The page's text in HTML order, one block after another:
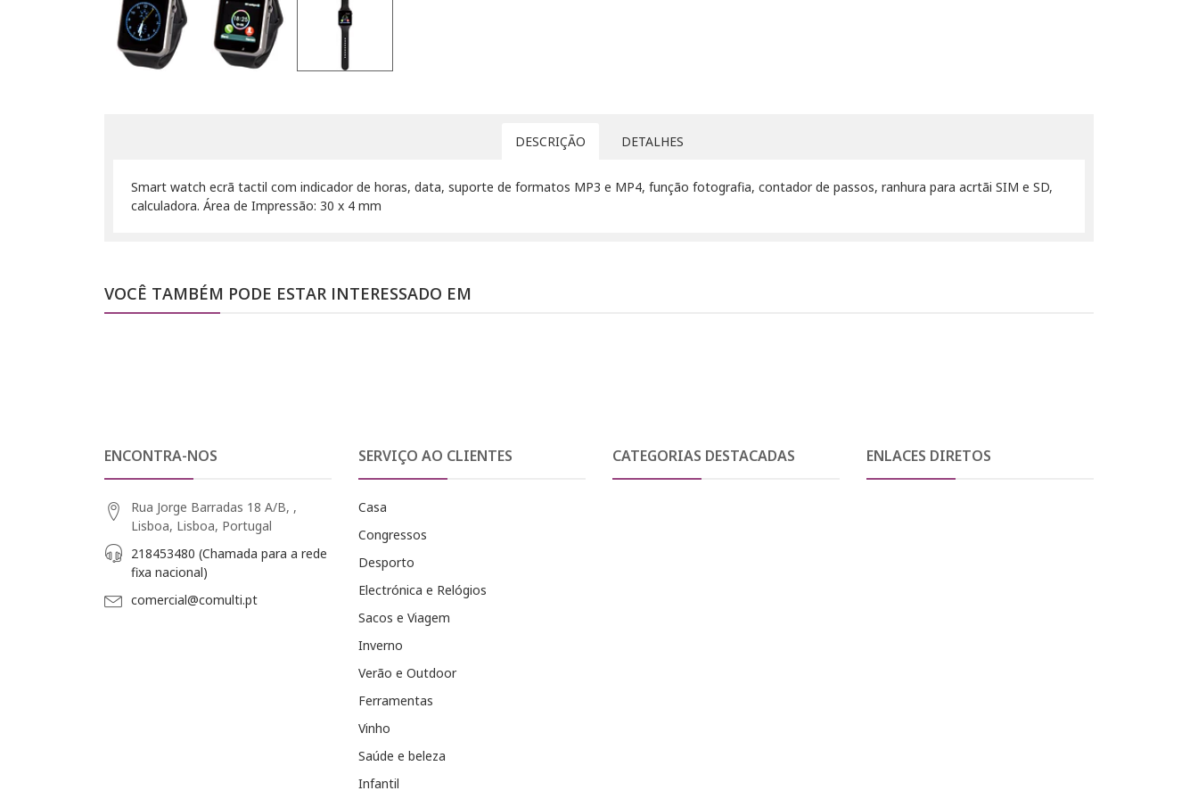
DESCRIÇÃO DETALHES
Smart watch ecrã tactil com indicador de horas, data, suporte de formatos MP3 e MP4, função fotografia, contador de passos, ranhura para acrtãi SIM e SD,
calculadora. Área de Impressão: 30 x 4 mm
VOCÊ TAMBÉM PODE ESTAR INTERESSADO EM
ENCONTRA-NOS
Rua Jorge Barradas 18 A/B, ,
Lisboa, Lisboa, Portugal
218453480 (Chamada para a rede
fixa nacional)
comercial@comulti.pt
SERVIÇO AO CLIENTES
Casa
Congressos
Desporto
Electrónica e Relógios
Sacos e Viagem
Inverno
Verão e Outdoor
Ferramentas
Vinho
Saúde e beleza
Infantil
CATEGORIAS DESTACADAS ENLACES DIRETOS